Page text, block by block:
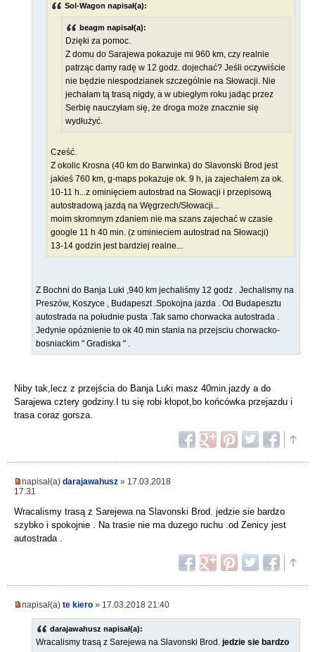
Sol-Wagon napisał(a):
beagm napisał(a):
Dzięki za pomoc.
Z domu do Sarajewa pokazuje mi 960 km, czy realnie
patrząc damy radę w 12 godz. dojechać? Jeśli oczywiście
nie będzie niespodzianek szczególnie na Słowacji. Nie
jechałam tą trasą nigdy, a w ubiegłym roku jadąc przez
Serbię nauczyłam się, że droga może znacznie się
wydłużyć.
Cześć.
Z okolic Krosna (40 km do Barwinka) do Slavonski Brod jest
jakieś 760 km, g-maps pokazuje ok. 9 h, ja zajechałem za ok.
10-11 h...z ominięciem autostrad na Słowacji i przepisową
autostradową jazdą na Węgrzech/Słowacji...
moim skromnym zdaniem nie ma szans zajechać w czasie
google 11 h 40 min. (z ominieciem autostrad na Słowacji)
13-14 godzin jest bardziej realne...
Z Bochni do Banja Luki ,940 km jechaliśmy 12 godz . Jechalismy na
Preszów, Koszyce , Budapeszt .Spokojna jazda . Od Budapesztu
autostrada na południe pusta .Tak samo chorwacka autostrada .
Jedynie opóznienie to ok 40 min stania na przejsciu chorwacko-
bosniackim " Gradiska " .
Niby tak,lecz z przejścia do Banja Luki masz 40min.jazdy a do
Sarajewa cztery godziny.I tu się robi kłopot,bo końcówka przejazdu i
trasa coraz gorsza.
napisał(a) darajawahusz » 17.03.2018
17:31
Wracalismy trasą z Sarejewa na Slavonski Brod. jedzie sie bardzo
szybko i spokojnie . Na trasie nie ma duzego ruchu .od Zenicy jest
autostrada .
napisał(a) te kiero » 17.03.2018 21:40
darajawahusz napisał(a):
Wracalismy trasą z Sarejewa na Slavonski Brod. jedzie sie bardzo